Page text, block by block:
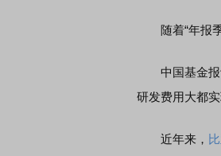
随着“年报季”
中国基金报
研发费用大都实
近年来，